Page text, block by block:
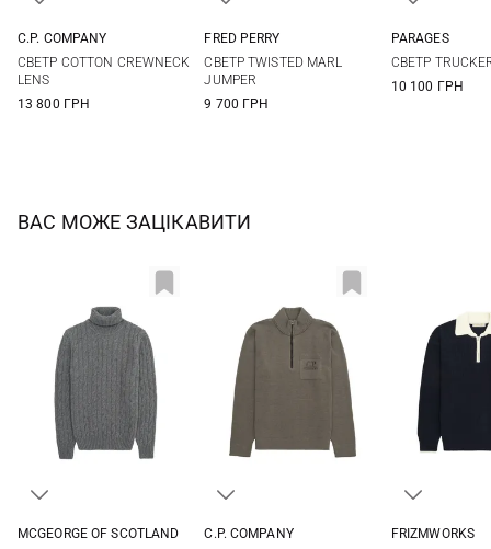
C.P. COMPANY
СВЕТР COTTON CREWNECK
LENS
13 800 ГРН
FRED PERRY
СВЕТР TWISTED MARL
JUMPER
9 700 ГРН
PARAGES
СВЕТР
10 100 ГРН
ВАС МОЖЕ ЗАЦІКАВИТИ
MCGEORGE OF SCOTLAND
C.P. COMPANY
FRIZMWORKS